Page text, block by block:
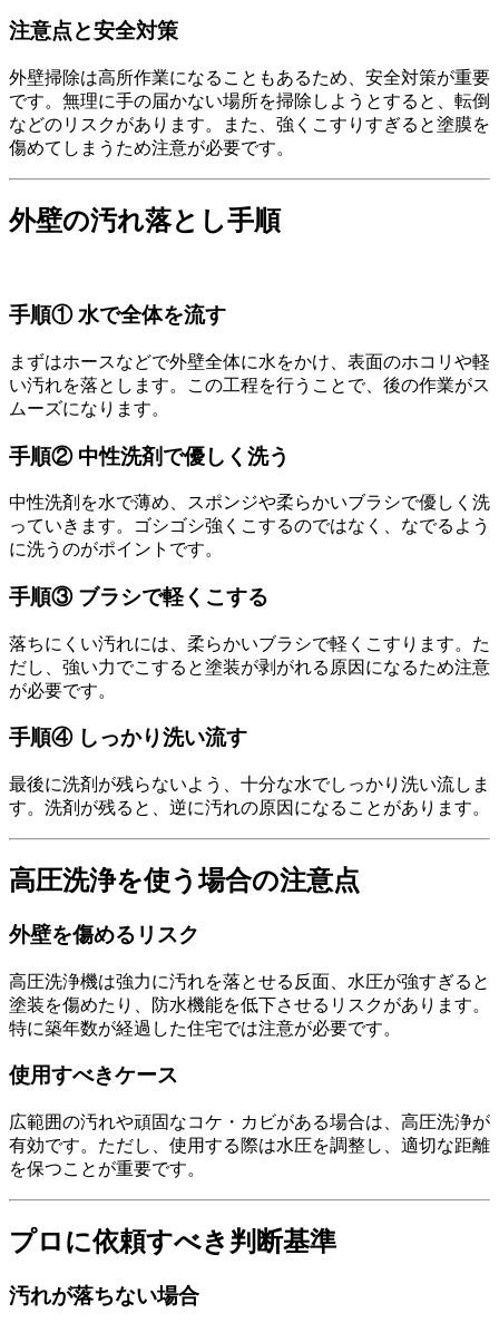
注意点と安全対策
外壁掃除は高所作業になることもあるため、安全対策が重要
です。無理に手の届かない場所を掃除しようとすると、転倒
などのリスクがあります。また、 強くこすりすぎると塗膜を
傷めてしまうため注意が必要です。
外壁の汚れ落とし手順
手順① 水で全体を流す
まずはホースなどで外壁全体に水をかけ、表面のホコリや軽
い汚れを落とします。この工程を行うことで、後の作業がス
ムーズになります。
手順② 中性洗剤で優しく洗う
中性洗剤を水で薄め、スポンジや柔らかいブラシで優しく洗
っていきます。ゴシゴシ強くこするのではなく、なでるよう
に洗うのがポイントです。
手順③ ブラシで軽くこする
落ちにくい汚れには、柔らかいブラシで軽くこすります。た
だし、強い力でこすると塗装が剥がれる原因になるため注意
が必要です。
手順④ しっかり洗い流す
最後に洗剤が残らないよう、十分な水でしっかり洗い流しま
す。洗剤が残ると、逆に汚れの原因になることがあります。
高圧洗浄を使う場合の注意点
外壁を傷めるリスク
高圧洗浄機は強力に汚れを落とせる反面、水圧が強すぎると
塗装を傷めたり、防水機能を低下させるリスクがあります。
特に築年数が経過した住宅では注意が必要です。
使用すべきケース
広範囲の汚れや頑固なコケ・カビがある場合は、高圧洗浄が
有効です。ただし、使用する際は水圧を調整し、適切な距離
を保つことが重要です。
プロに依頼すべき判断基準
汚れが落ちない場合